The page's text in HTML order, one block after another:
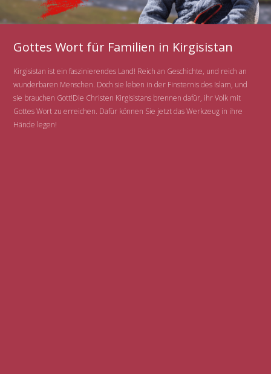
Gottes Wort für Familien in Kirgisistan
Kirgisistan ist ein faszinierendes Land! Reich an Geschichte, und reich an
wunderbaren Menschen. Doch sie leben in der Finsternis des Islam, und
sie brauchen Gott!Die Christen Kirgisistans brennen dafür, ihr Volk mit
Gottes Wort zu erreichen. Dafür können Sie jetzt das Werkzeug in ihre
Hände legen!